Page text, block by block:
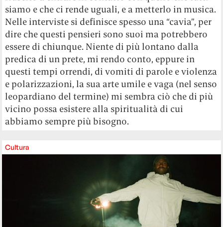
siamo e che ci rende uguali, e a metterlo in musica.
Nelle interviste si definisce spesso una “cavia”, per
dire che questi pensieri sono suoi ma potrebbero
essere di chiunque. Niente di più lontano dalla
predica di un prete, mi rendo conto, eppure in
questi tempi orrendi, di vomiti di parole e violenza
e polarizzazioni, la sua arte umile e vaga (nel senso
leopardiano del termine) mi sembra ciò che di più
vicino possa esistere alla spiritualità di cui
abbiamo sempre più bisogno.
Cultura